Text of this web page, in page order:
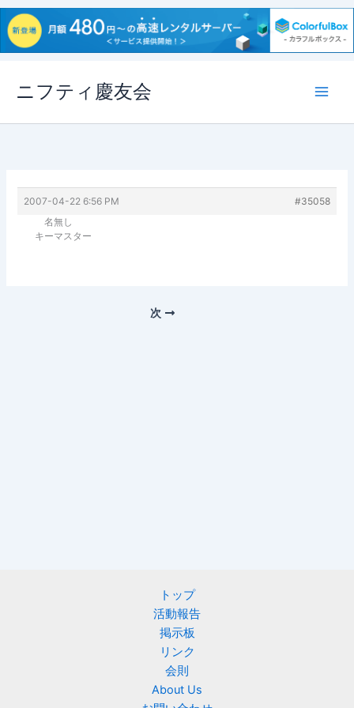
ス
ニフティ慶友会
2007-04-22 6:56 PM
#35058
名無し
キーマスター
次
トップ
活動報告
掲示板
リンク
会則
About Us